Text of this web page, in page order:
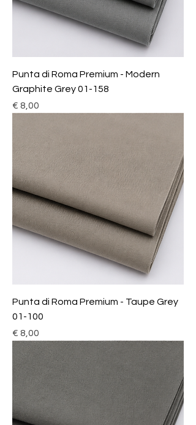
Punta di Roma Premium - Modern
Graphite Grey 01-158
Prijs
€ 8,00
Punta di Roma Premium - Taupe Grey
01-100
Prijs
€ 8,00